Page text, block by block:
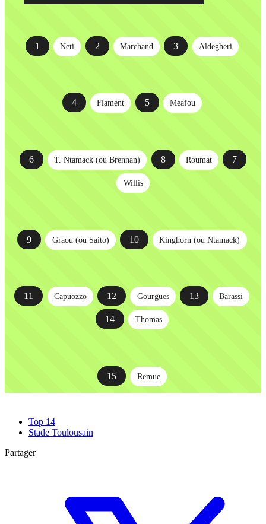
1 Neti 2 Marchand 3 Aldegheri
4 Flament 5 Meafou
6 T. Ntamack (ou Brennan) 8 Roumat 7
Willis
9 Graou (ou Saito) 10 Kinghorn (ou Ntamack)
11 Capuozzo 12 Gourgues 13 Barassi
14 Thomas
15 Remue
Top 14
Stade Toulousain
Partager